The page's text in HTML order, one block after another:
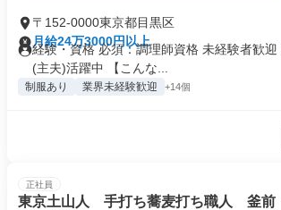
〒152-0000東京都目黒区
月給24万3000円以上
経験・資格 必須：調理師資格 未経験者歓
(主夫)活躍中 【こんな...
制服あり 業界未経験歓迎 +14個
正社員
東京土山人 手打ち蕎麦打ち職人 釜前